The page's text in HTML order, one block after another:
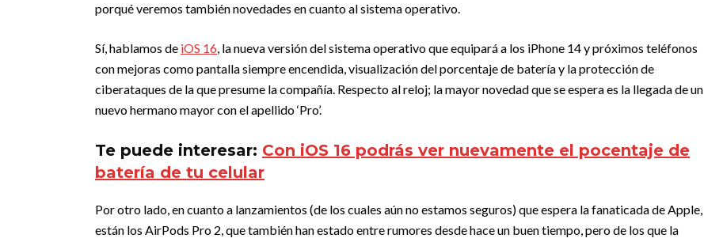
porqué veremos también novedades en cuanto al sistema operativo.
Sí, hablamos de iOS 16, la nueva versión del sistema operativo que equipará a los iPhone 14 y próximos teléfonos
con mejoras como pantalla siempre encendida, visualización del porcentaje de batería y la protección de
ciberataques de la que presume la compañía. Respecto al reloj; la mayor novedad que se espera es la llegada de un
nuevo hermano mayor con el apellido ‘Pro’.
Te puede interesar: Con iOS 16 podrás ver nuevamente el pocentaje de
batería de tu celular
Por otro lado, en cuanto a lanzamientos (de los cuales aún no estamos seguros) que espera la fanaticada de Apple,
están los AirPods Pro 2, que también han estado entre rumores desde hace un buen tiempo, pero de los que la